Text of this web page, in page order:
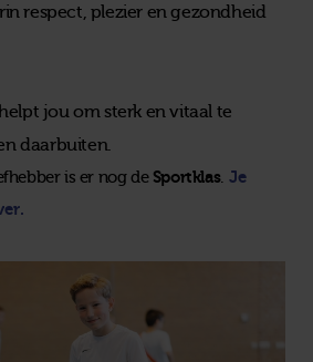
respect, plezier en gezondheid
jou om sterk en vitaal te
daarbuiten.
is er nog de Sportklas. Je
.